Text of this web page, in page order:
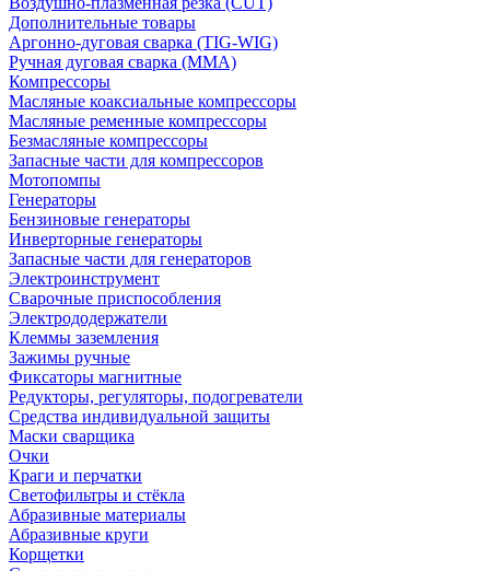
Дополнительные товары
Аргонно-дуговая сварка (TIG-WIG)
Ручная дуговая сварка (MMA)
Компрессоры
Масляные коаксиальные компрессоры
Масляные ременные компрессоры
Безмасляные компрессоры
Запасные части для компрессоров
Мотопомпы
Генераторы
Бензиновые генераторы
Инверторные генераторы
Запасные части для генераторов
Электроинструмент
Сварочные приспособления
Электрододержатели
Клеммы заземления
Зажимы ручные
Фиксаторы магнитные
Редукторы, регуляторы, подогреватели
Средства индивидуальной защиты
Маски сварщика
Очки
Краги и перчатки
Светофильтры и стёкла
Абразивные материалы
Абразивные круги
Корщетки